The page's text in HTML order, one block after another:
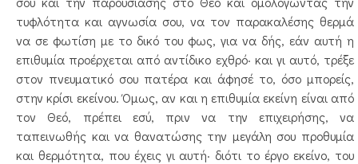
τυφλότητα και αγνωσία σου, να τον παρακαλέσης θερμά
να σε φωτίση με το δικό του φως, για να δής, εάν αυτή η
επιθυμία προέρχεται από αντίδικο εχθρό· και γι αυτό, τρέξε
στον πνευματικό σου πατέρα και άφησέ το, όσο μπορείς,
στην κρίσι εκείνου. Όμως, αν και η επιθυμία εκείνη είναι από
τον Θεό, πρέπει εσύ, πριν να την επιχειρήσης, να
ταπεινωθής και να θανατώσης την μεγάλη σου προθυμία
και θερμότητα, που έχεις γι αυτή· διότι το έργο εκείνο, του